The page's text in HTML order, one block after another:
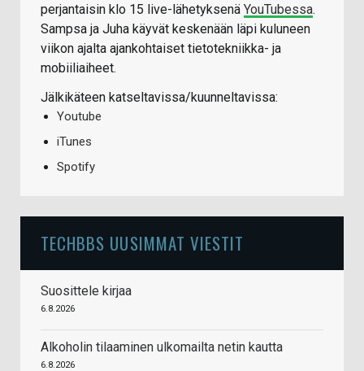
perjantaisin klo 15 live-lähetyksenä YouTubessa.
Sampsa ja Juha käyvät keskenään läpi kuluneen
viikon ajalta ajankohtaiset tietotekniikka- ja
mobiiliaiheet.
Jälkikäteen katseltavissa/kuunneltavissa:
Youtube
iTunes
Spotify
TECHBBS UUSIMMAT VIESTIT
Suosittele kirjaa
6.8.2026
Alkoholin tilaaminen ulkomailta netin kautta
6.8.2026